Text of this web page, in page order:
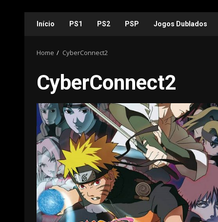
Início PS1 PS2 PSP Jogos Dublados
Home CyberConnect2
CyberConnect2